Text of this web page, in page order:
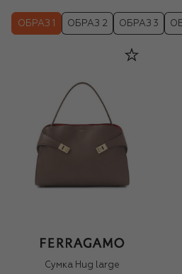
ОБРАЗ 1 ОБРАЗ 2 ОБРАЗ 3
Сумка Hug large